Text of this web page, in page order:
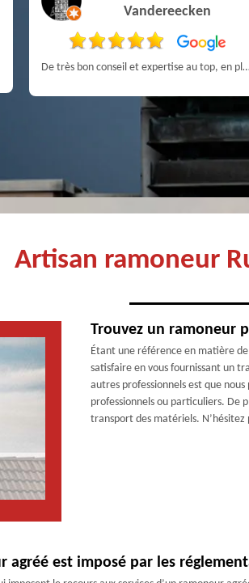
Vandereecken
De très bon conseil et expertise au top, en plus d’être très sympathique, je recommande! Nous avons été bien aidés et renseignés sur quoi faire de notre insert et son entretien futur, merci :)
Artisan ramoneur
Trouvez un ramoneur
Étant une référence en matière
satisfaire en vous fournissant un
autres professionnels est que
professionnels ou particuliers. De
transport des matériels.
agréé est imposé par les